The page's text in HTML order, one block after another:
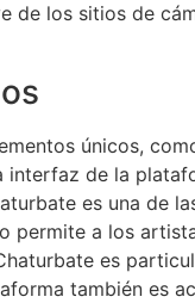
de los sitios de
únicos,
interfaz de la
es una de
permite a los
es
también es